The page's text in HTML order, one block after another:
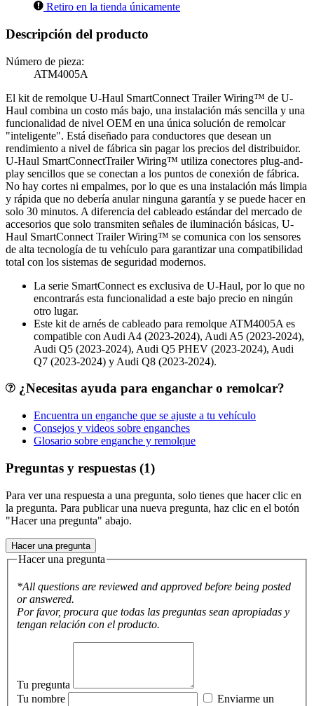
Retiro en la tienda únicamente
Descripción del producto
Número de pieza:
ATM4005A
El kit de remolque U-Haul SmartConnect Trailer Wiring™ de U-
Haul combina un costo más bajo, una instalación más sencilla y una
funcionalidad de nivel OEM en una única solución de remolcar
"inteligente". Está diseñado para conductores que desean un
rendimiento a nivel de fábrica sin pagar los precios del distribuidor.
U-Haul SmartConnectTrailer Wiring™ utiliza conectores plug-and-
play sencillos que se conectan a los puntos de conexión de fábrica.
No hay cortes ni empalmes, por lo que es una instalación más limpia
y rápida que no debería anular ninguna garantía y se puede hacer en
solo 30 minutos. A diferencia del cableado estándar del mercado de
accesorios que solo transmiten señales de iluminación básicas, U-
Haul SmartConnect Trailer Wiring™ se comunica con los sensores
de alta tecnología de tu vehículo para garantizar una compatibilidad
total con los sistemas de seguridad modernos.
La serie SmartConnect es exclusiva de U-Haul, por lo que no
encontrarás esta funcionalidad a este bajo precio en ningún
otro lugar.
Este kit de arnés de cableado para remolque ATM4005A es
compatible con Audi A4 (2023-2024), Audi A5 (2023-2024),
Audi Q5 (2023-2024), Audi Q5 PHEV (2023-2024), Audi
Q7 (2023-2024) y Audi Q8 (2023-2024).
¿Necesitas ayuda para enganchar o remolcar?
Encuentra un enganche que se ajuste a tu vehículo
Consejos y videos sobre enganches
Glosario sobre enganche y remolque
Preguntas y respuestas (1)
Para ver una respuesta a una pregunta, solo tienes que hacer clic en
la pregunta. Para publicar una nueva pregunta, haz clic en el botón
"Hacer una pregunta" abajo.
Hacer una pregunta
Hacer una pregunta
*All questions are reviewed and approved before being posted
or answered.
Por favor, procura que todas las preguntas sean apropiadas y
tengan relación con el producto.
Tu pregunta
Tu nombre
Enviarme un